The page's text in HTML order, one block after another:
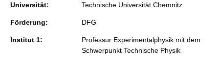
Universität: Technische Universität Chemnitz
Förderung: DFG
Institut 1:
Professur Experimentalphysik mit dem
Schwerpunkt Technische Physik